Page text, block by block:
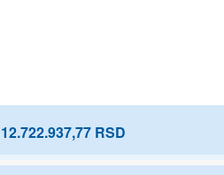
12.722.937,77 RSD